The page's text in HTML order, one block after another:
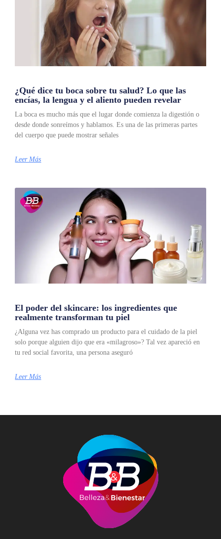
¿Qué dice tu boca sobre tu salud? Lo que las
encías, la lengua y el aliento pueden revelar
La boca es mucho más que el lugar donde comienza la digestión o
desde donde sonreímos y hablamos. Es una de las primeras partes
del cuerpo que puede mostrar señales
Leer Más
El poder del skincare: los ingredientes que
realmente transforman tu piel
¿Alguna vez has comprado un producto para el cuidado de la piel
solo porque alguien dijo que era «milagroso»? Tal vez apareció en
tu red social favorita, una persona aseguró
Leer Más